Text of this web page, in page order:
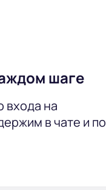
шаге
входа на
в чате и по